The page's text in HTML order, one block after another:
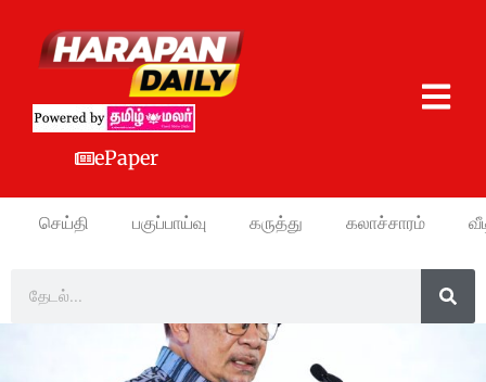
ePaper
செய்தி பகுப்பாய்வு கருத்து கலாச்சாரம்